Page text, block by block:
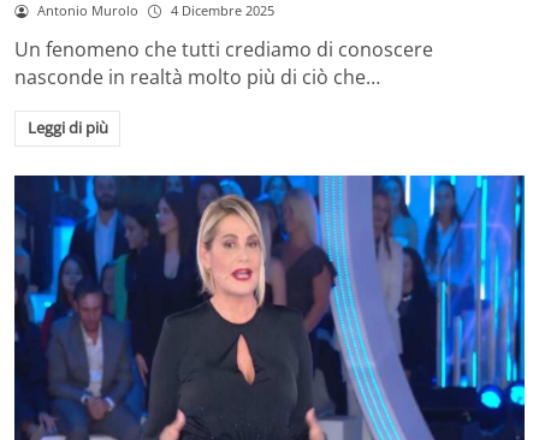
Antonio Murolo 4 Dicembre 2025
Un fenomeno che tutti crediamo di conoscere
nasconde in realtà molto più di ciò che…
Leggi di più